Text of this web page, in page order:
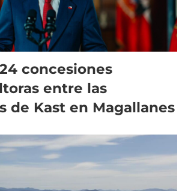
concesiones
entre las
de Kast en Magallanes